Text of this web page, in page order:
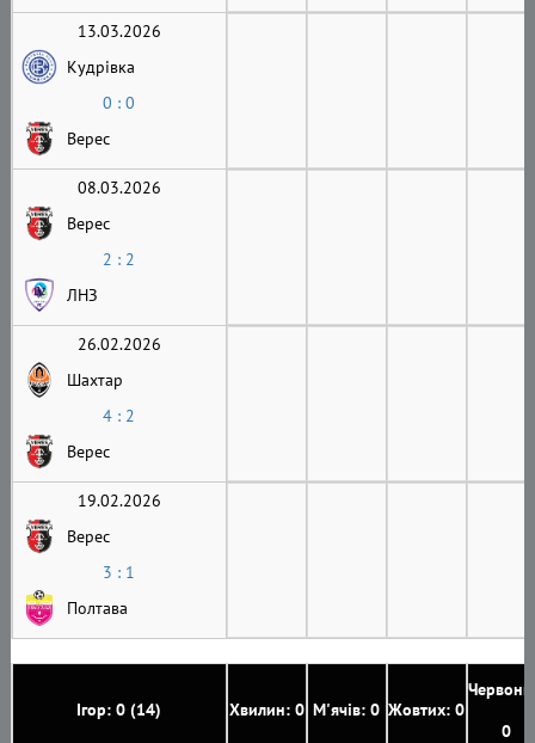
Ігор: 0 (14) Хвилин: 0 М'ячів: 0 Жовтих: 0
0
13.03.2026
Кудрівка
0 : 0
Верес
08.03.2026
Верес
2 : 2
ЛНЗ
26.02.2026
Шахтар
4 : 2
Верес
19.02.2026
Верес
3 : 1
Полтава